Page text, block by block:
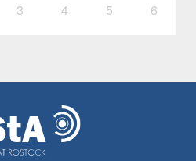
3 4 5 6